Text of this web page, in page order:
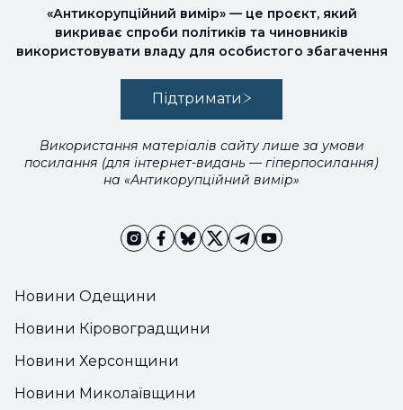
Новини Одещини
Новини Кіровоградщини
Новини Херсонщини
Новини Миколаївщини
«Антикорупційний вимір» — це проєкт, який
викриває спроби політиків та чиновників
використовувати владу для особистого збагачення
Підтримати
Використання матеріалів сайту лише за умови
посилання (для інтернет-видань — гіперпосилання)
на «Антикорупційний вимір»